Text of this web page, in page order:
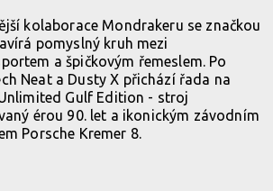
kolaborace Mondrakeru se značkou
pomyslný kruh mezi
a špičkovým řemeslem. Po
Neat a Dusty X přichází řada na
Gulf Edition - stroj
érou 90. let a ikonickým závodním
Porsche Kremer 8.